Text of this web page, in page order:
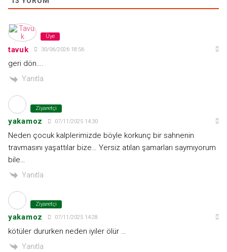
Üye
tavuk 30/06/2026 18:56
geri dön….
Yanıtla
Ziyaretçi
yakamoz 07/11/2025 14:30
Neden çocuk kalplerimizde böyle korkunç bir sahnenin
travmasını yaşattılar bize… Yersiz atılan şamarları saymıyorum
bile…
Yanıtla
Ziyaretçi
yakamoz 07/11/2025 14:28
kötüler dururken neden iyiler ölür …
Yanıtla